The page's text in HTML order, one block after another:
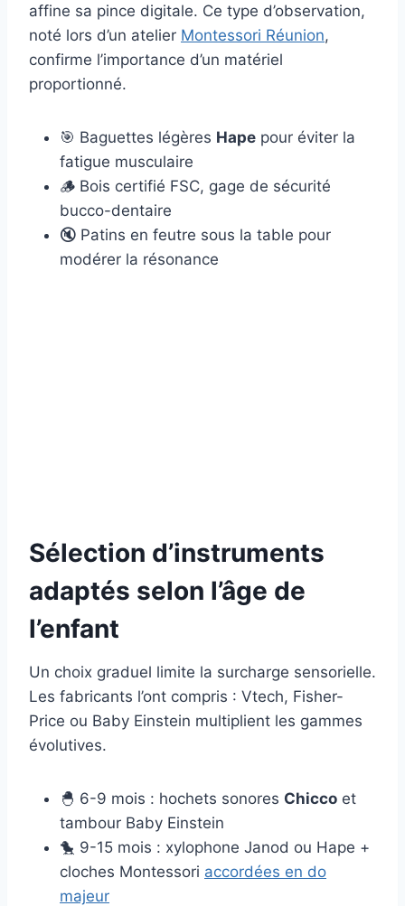
affine sa pince digitale. Ce type d’observation,
noté lors d’un atelier Montessori Réunion,
confirme l’importance d’un matériel
proportionné.
🎯 Baguettes légères Hape pour éviter la
fatigue musculaire
🪵 Bois certifié FSC, gage de sécurité
bucco-dentaire
🔇 Patins en feutre sous la table pour
modérer la résonance
Sélection d’instruments
adaptés selon l’âge de
l’enfant
Un choix graduel limite la surcharge sensorielle.
Les fabricants l’ont compris : Vtech, Fisher-
Price ou Baby Einstein multiplient les gammes
évolutives.
🐣 6-9 mois : hochets sonores Chicco et
tambour Baby Einstein
🐤 9-15 mois : xylophone Janod ou Hape +
cloches Montessori accordées en do
majeur